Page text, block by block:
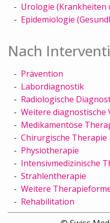
Urologie (Krankheiten
Epidemiologie
Nach
Prävention
Labordiagnostik
Radiologische
Weitere diagnostische
Medikamentöse
Chirurgische Therapie
Physiotherapie
Intensivmedizinische
Strahlentherapie
Weitere
Rehabilitation